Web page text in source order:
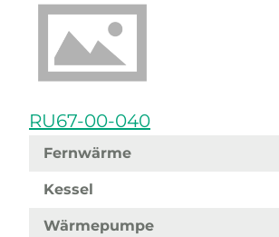
RU67-00-040
Fernwärme
Kessel
Wärmepumpe